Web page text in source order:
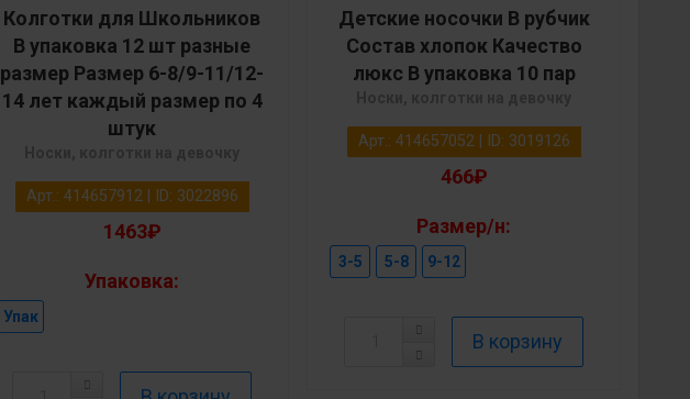
Колготки для Школьников
В упаковка 12 шт разные
размер Размер 6-8/9-11/12-
14 лет каждый размер по 4
штук
Арт.: 414657912 | ID: 3022896
1463₽
Упаковка:
Упак
Детские носочки В рубчик
Состав хлопок Качество
люкс В упаковка 10 пар
Арт.: 414657052 | ID: 3019126
466₽
Размер/н:
3-5 5-8 9-12